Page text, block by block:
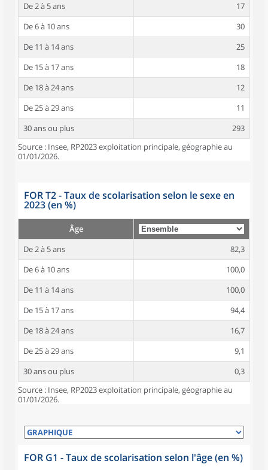
De 2 à 5 ans
17
De 6 à 10 ans
30
De 11 à 14 ans
25
De 15 à 17 ans
18
De 18 à 24 ans
12
De 25 à 29 ans
11
30 ans ou plus
293
Source : Insee, RP2023 exploitation principale, géographie au
01/01/2026.
FOR T2 - Taux de scolarisation selon le sexe en
2023 (en %)
Âge
De 2 à 5 ans
82,3
De 6 à 10 ans
100,0
De 11 à 14 ans
100,0
De 15 à 17 ans
94,4
De 18 à 24 ans
16,7
De 25 à 29 ans
9,1
30 ans ou plus
0,3
Source : Insee, RP2023 exploitation principale, géographie au
01/01/2026.
FOR G1 - Taux de scolarisation selon l'âge (en %)